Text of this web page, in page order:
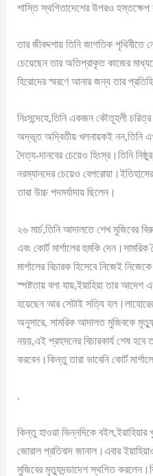
শাস্তি স্থগিতাদেশের উপরও
তার জীবদ্দশায় তিনি জাগতিক পৃথিবীতে
চেয়েছেন তার অতিপ্রাকৃত কাজের
হিরোদের স্মরণে আনার জন্য তার
নিঃসন্দেহে,তিনি একজন কৌতূহলী
অদ্ভূত অদ্বিতীয় খলনায়কই নন,তিনি
দৈত্য-দানবের চেয়েও হিংস্র।তিনি
নরম্যানদের চেয়েও
তারা উচ্চ পদমর্যাদায় ছিলেন।
২৬ মার্চ,তিনি আদালতে শেখ মুজিবের
এবং কোর্ট মার্শালের হুমকি
মার্শালের বিচারক হিসেবে নিজেই
স্পষ্টতায় বলা যায়,ইয়াহিয়া তার আদেশ
হয়েছেন আর সেটাই সত্যি
অনুসারে, সামরিক আদালত মুজিবকে
নয়য়,এই প্রহসনের বিচারকার্য শেষ
করবেন।কিন্তু তারা ভাবেনি কোর্ট
.
কিন্তু হাওয়া ভিন্নদিকে বইল,ইয়াহিয়ার
জোরাল প্রতিবাদ জানাল।এবার
মুজিবের মৃত্যুদন্ডাদেশ স্থগিত